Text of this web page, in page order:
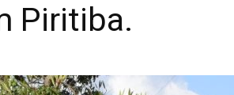
Piritiba.